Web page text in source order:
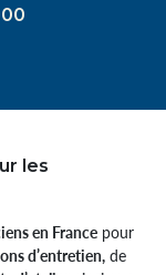
les
en France pour
d’entretien, de